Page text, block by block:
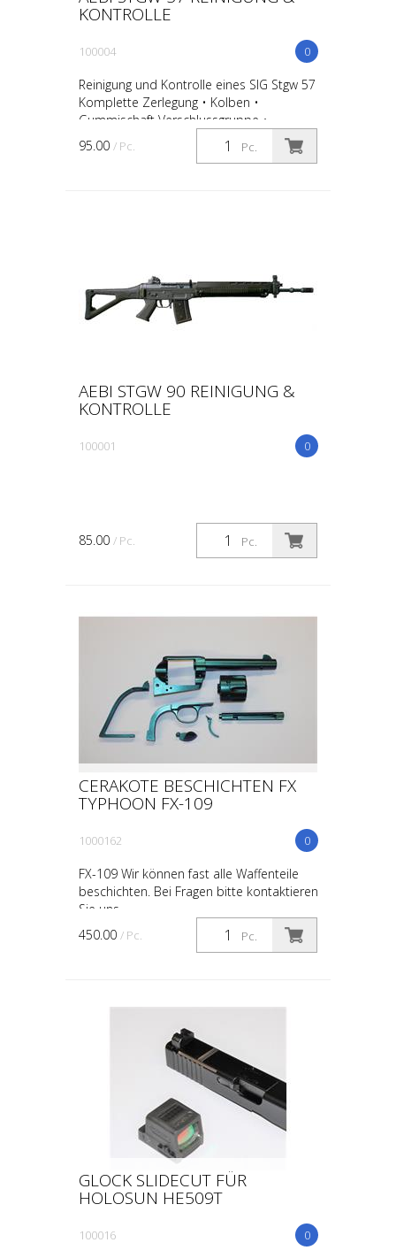
KONTROLLE
0
100004
Reinigung und Kontrolle eines SIG Stgw 57
Komplette Zerlegung • Kolben •
Gummischaft Verschlussgruppe •
Verschlusskopf • Wippen • Rollen • Feder
• Patronenhalter • Auswer...
Pc.
95.00 / Pc.
AEBI STGW 90 REINIGUNG &
KONTROLLE
0
100001
Pc.
85.00 / Pc.
CERAKOTE BESCHICHTEN FX
TYPHOON FX-109
0
1000162
FX-109 Wir können fast alle Waffenteile
beschichten. Bei Fragen bitte kontaktieren
Sie uns.
Pc.
450.00 / Pc.
GLOCK SLIDECUT FÜR
HOLOSUN HE509T
0
100016